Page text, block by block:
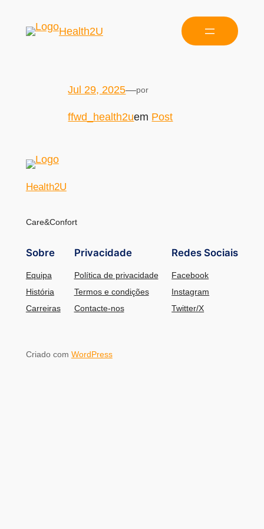
Health2U
Jul 29, 2025—por
ffwd_health2uem Post
Health2U
Care&Confort
Sobre
Equipa
História
Carreiras
Privacidade
Política de privacidade
Termos e condições
Contacte-nos
Redes Sociais
Facebook
Instagram
Twitter/X
Criado com WordPress